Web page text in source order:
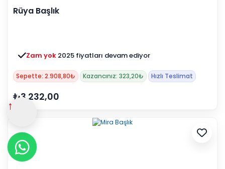
Rüya Başlık
Zam yok 2025 fiyatları devam ediyor
Sepette: 2.908,80₺ Kazancınız: 323,20₺ Hızlı Teslimat
₺3.232,00
↑